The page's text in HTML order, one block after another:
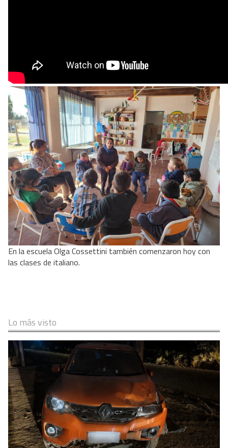
En la escuela Olga Cossettini también comenzaron hoy con
las clases de italiano.
Lo más visto